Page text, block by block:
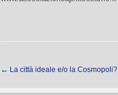
← La città ideale e/o la Cosmopoli?